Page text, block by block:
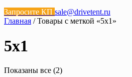
Запросите КП sale@drivetent.ru
Главная / Товары с меткой «5х1»
5х1
Показаны все (2)